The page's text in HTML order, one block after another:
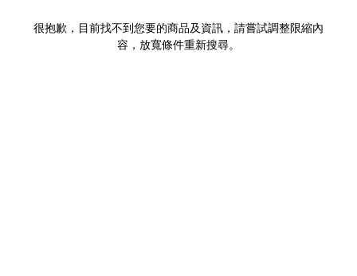
很抱歉，目前找不到您要的商品及資訊，請嘗試調整限縮內
容，放寬條件重新搜尋。